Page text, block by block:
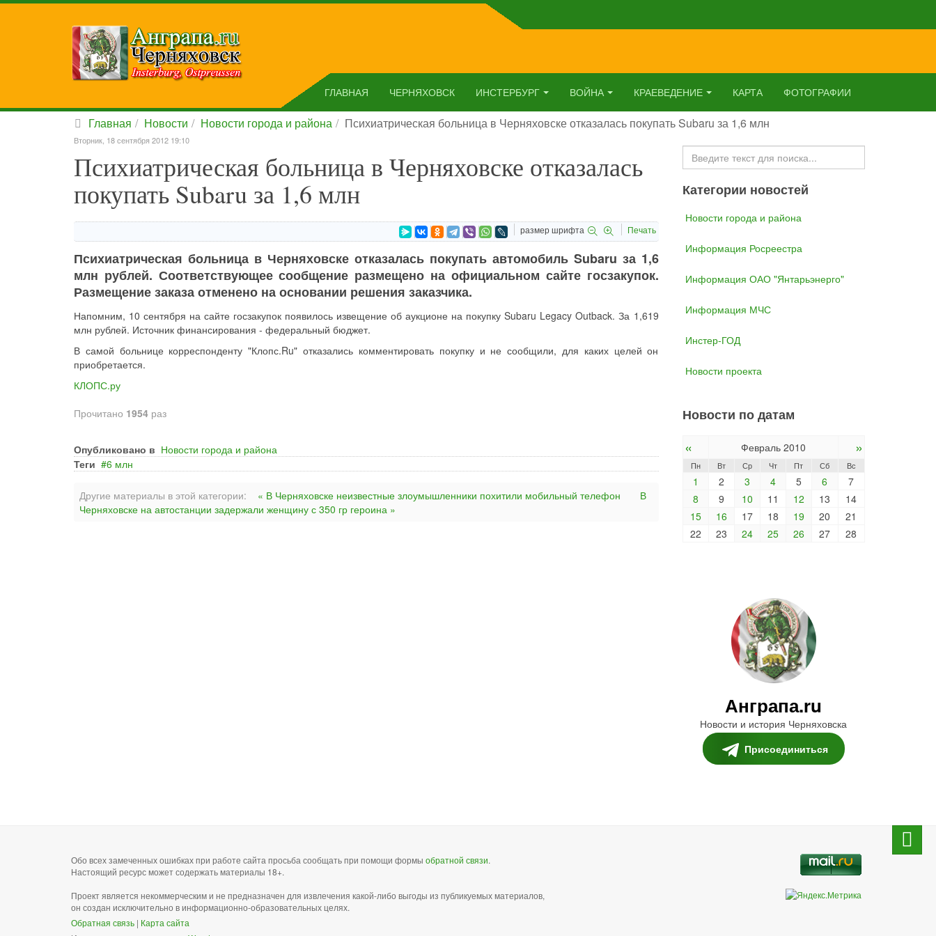
ГЛАВНАЯ ЧЕРНЯХОВСК ИНСТЕРБУРГ ВОЙНА КРАЕВЕДЕНИЕ КАРТА ФОТОГРАФИИ
Главная Новости Новости города и района Психиатрическая больница в Черняховске отказалась покупать Subaru за 1,6 млн
Вторник, 18 сентября 2012 19:10
Психиатрическая больница в Черняховске отказалась
покупать Subaru за 1,6 млн
размер шрифта Печать
Психиатрическая больница в Черняховске отказалась покупать автомобиль Subaru за 1,6
млн рублей. Соответствующее сообщение размещено на официальном сайте госзакупок.
Размещение заказа отменено на основании решения заказчика.
Напомним, 10 сентября на сайте госзакупок появилось извещение об аукционе на покупку Subaru Legacy Outback. За 1,619
млн рублей. Источник финансирования - федеральный бюджет.
В самой больнице корреспонденту "Клопс.Ru" отказались комментировать покупку и не сообщили, для каких целей он
приобретается.
КЛОПС.ру
Прочитано 1954 раз
Опубликовано в Новости города и района
Теги
6 млн
Другие материалы в этой категории: « В Черняховске неизвестные злоумышленники похитили мобильный телефон
В
Черняховске на автостанции задержали женщину с 350 гр героина »
Искать...
Категории новостей
Новости города и района
Информация Росреестра
Информация ОАО "Янтарьэнерго"
Информация МЧС
Инстер-ГОД
Новости проекта
Новости по датам
« Февраль 2010 »
Пн Вт Ср Чт Пт Сб Вс
1 2 3 4 5 6
7
8
9 10 11 12 13
14
15
16 17 18 19 20
21
22
23 24 25 26 27 28
Анграпа.ru
Новости и история Черняховска
Присоединиться
Обо всех замеченных ошибках при работе сайта просьба сообщать при помощи формы обратной связи.
Настоящий ресурс может содержать материалы 18+.
Проект является некоммерческим и не предназначен для извлечения какой-либо выгоды из публикуемых материалов,
он создан исключительно в информационно-образовательных целях.
Обратная связь | Карта сайта